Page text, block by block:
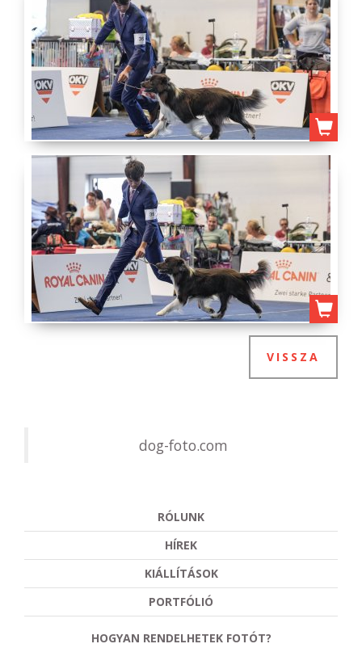
VISSZA
dog-foto.com
RÓLUNK
HÍREK
KIÁLLÍTÁSOK
PORTFÓLIÓ
HOGYAN RENDELHETEK FOTÓT?